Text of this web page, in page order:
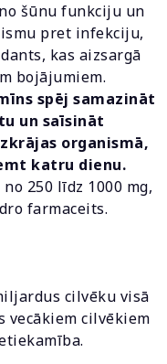
šūnu funkciju un
pret infekciju,
kas aizsargā
bojājumiem.
spēj samazināt
un saīsināt
organismā,
katru dienu.
250 līdz 1000 mg,
farmaceits.
cilvēku visā
cilvēkiem